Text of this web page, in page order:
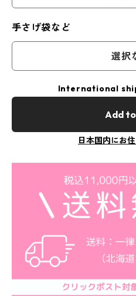
手さげ袋など
選択
International
Add
日本国内にお